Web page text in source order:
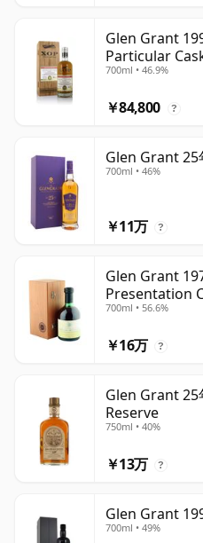
Glen Grant
Particular
700ml • 46.9%
￥84,800 ?
Glen Grant 25
700ml • 46%
￥11万 ?
Glen Grant
Presentation
700ml • 56.6%
￥16万 ?
Glen Grant
Reserve
750ml • 40%
￥13万 ?
Glen Grant
700ml • 49%